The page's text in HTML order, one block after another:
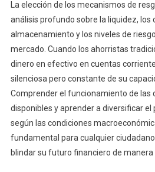
La elección de los mecanismos de
análisis profundo sobre la liquidez, los
almacenamiento y los niveles de
mercado. Cuando los ahorristas
dinero en efectivo en cuentas
silenciosa pero constante de su
Comprender el funcionamiento de las
disponibles y aprender a diversificar
según las condiciones
fundamental para cualquier
blindar su futuro financiero de